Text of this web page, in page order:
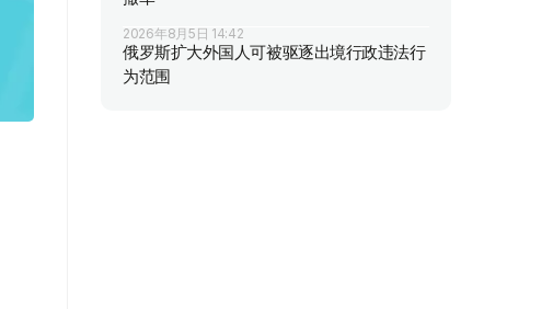
2026年8月5日 14:42
俄罗斯扩大外国人可被驱逐出境行政违法行
为范围